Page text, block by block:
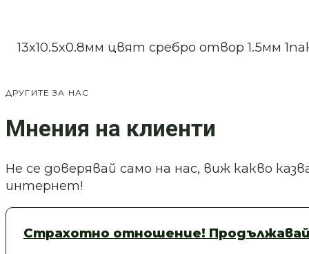
13х10.5х0.8мм цвят сребро отвор 1.5мм
ДРУГИТЕ ЗА НАС
Мнения на клиенти
Не се доверявай само на нас, виж какво
интернет!
Страхотно отношение!